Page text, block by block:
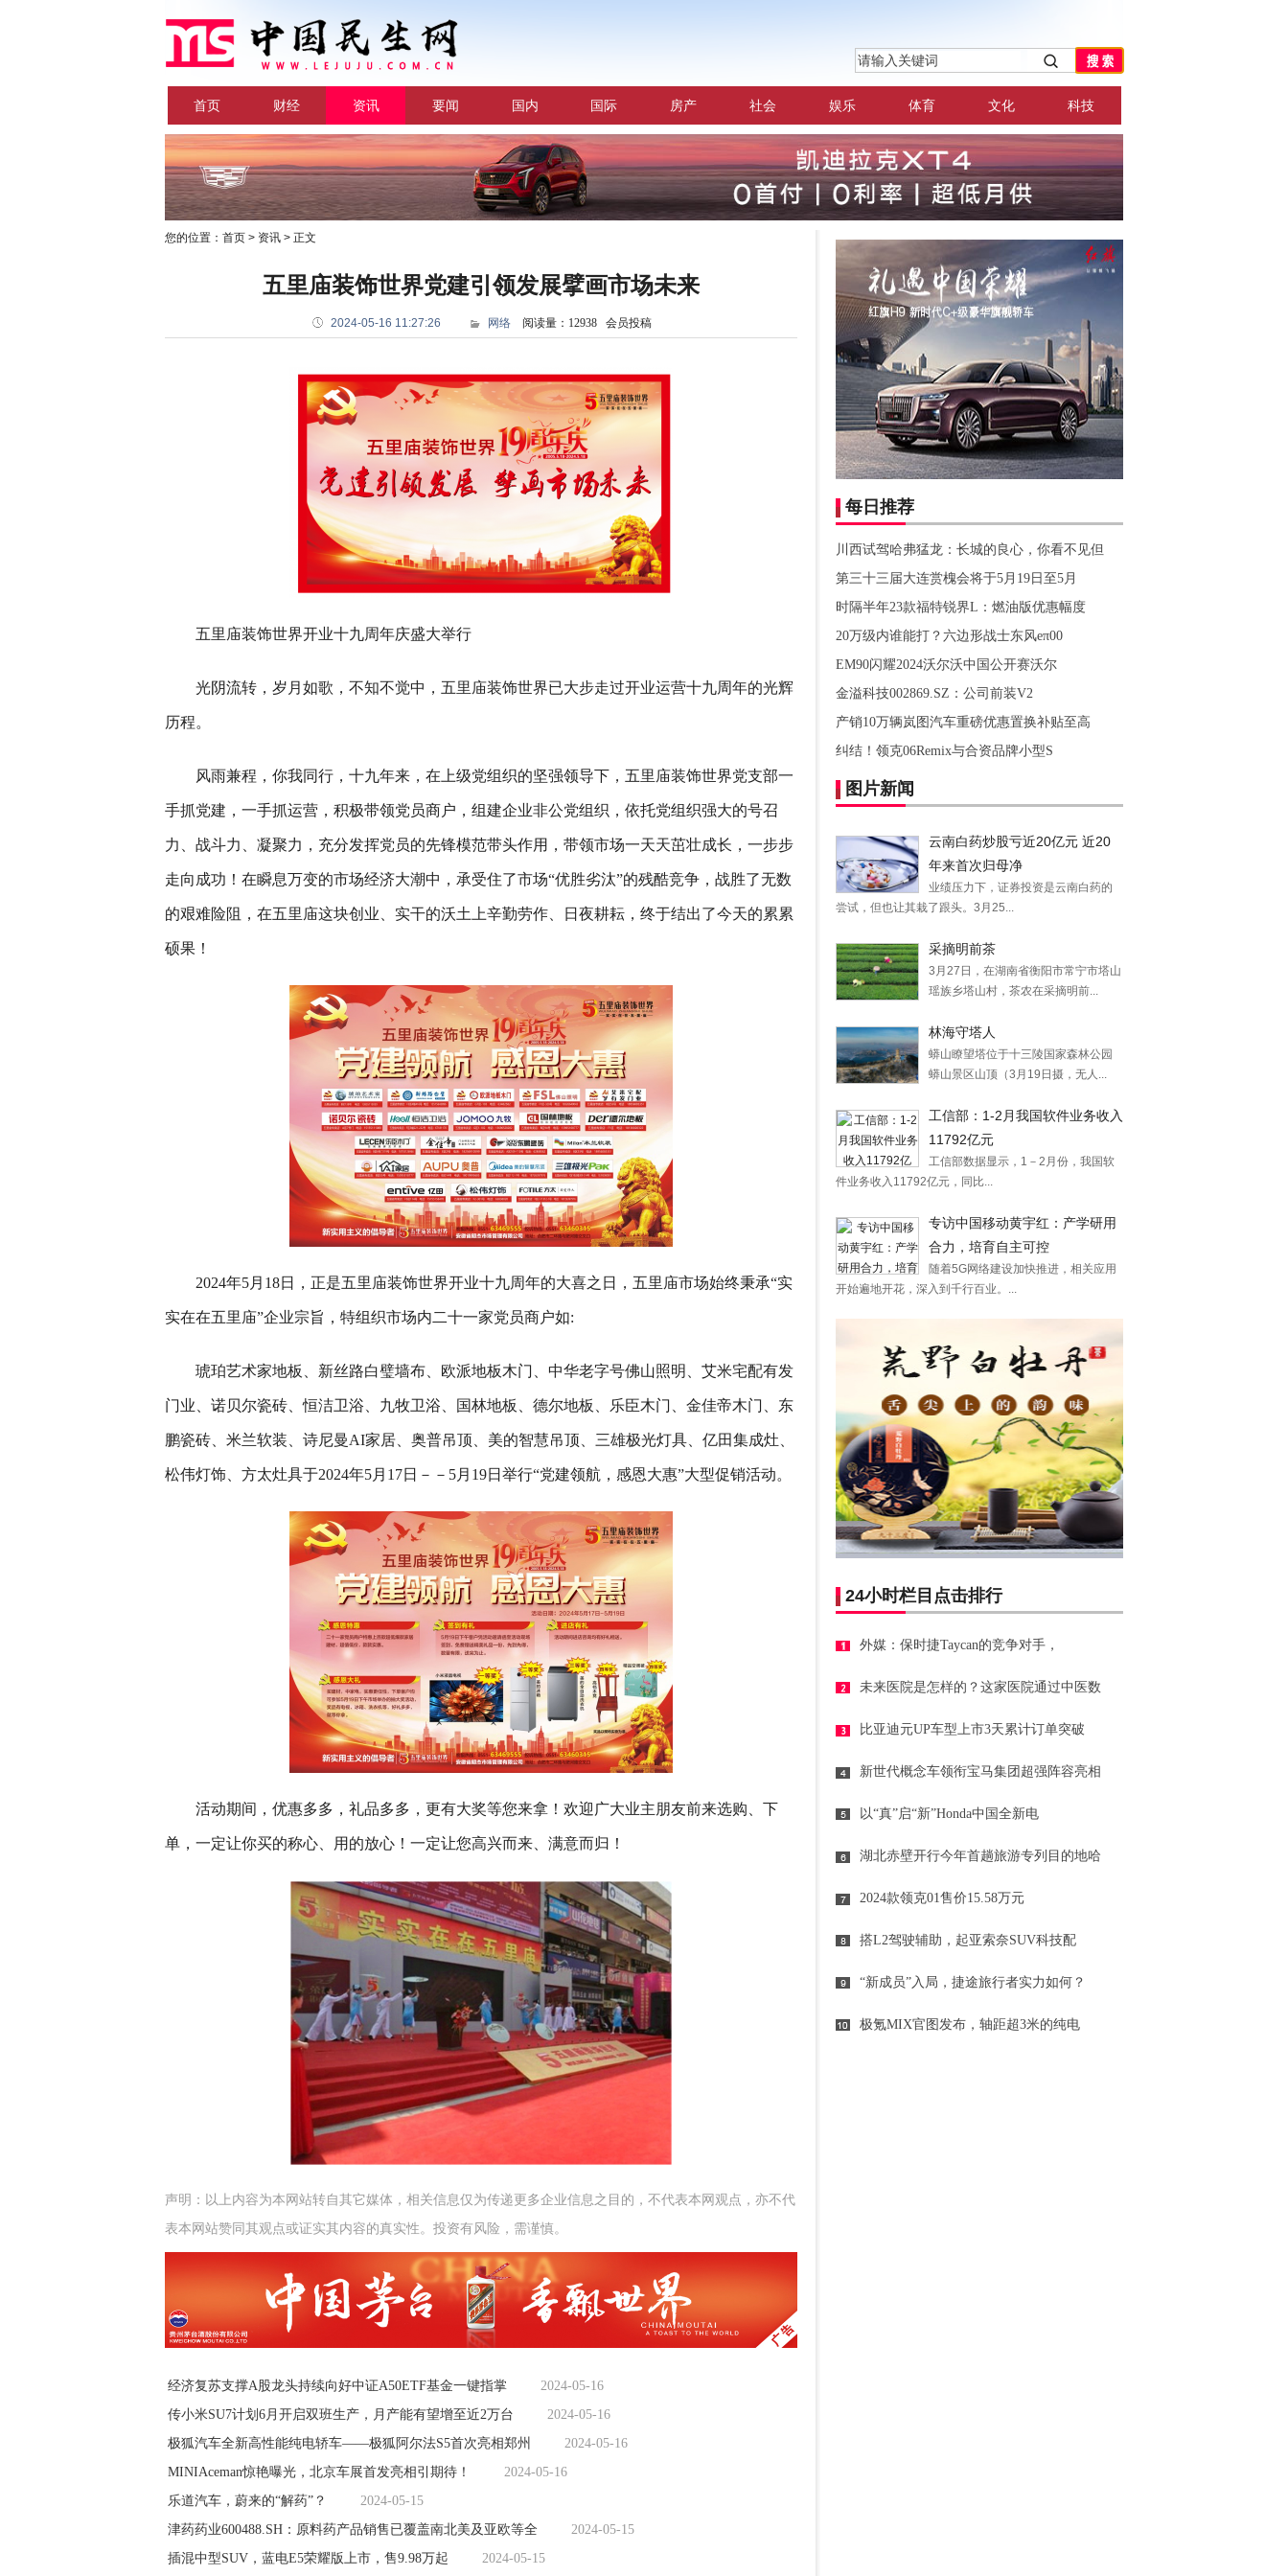
首页 财经 资讯 要闻 国内 国际 房产 社会 娱乐 体育 文化 科技
您的位置： 首页 > 资讯 > 正文
五里庙装饰世界党建引领发展擘画市场未来
2024-05-16 11:27:26 网络阅读量：12938 会员投稿
五里庙装饰世界开业十九周年庆盛大举行
光阴流转，岁月如歌，不知不觉中，五里庙装饰世界已大步走过开业运营十九周年的光辉
历程。
风雨兼程，你我同行，十九年来，在上级党组织的坚强领导下，五里庙装饰世界党支部一
手抓党建，一手抓运营，积极带领党员商户，组建企业非公党组织，依托党组织强大的号召
力、战斗力、凝聚力，充分发挥党员的先锋模范带头作用，带领市场一天天茁壮成长，一步步
走向成功！在瞬息万变的市场经济大潮中，承受住了市场“优胜劣汰”的残酷竞争，战胜了无数
的艰难险阻，在五里庙这块创业、实干的沃土上辛勤劳作、日夜耕耘，终于结出了今天的累累
硕果！
2024年5月18日，正是五里庙装饰世界开业十九周年的大喜之日，五里庙市场始终秉承“实
实在在五里庙”企业宗旨，特组织市场内二十一家党员商户如:
琥珀艺术家地板、新丝路白璧墙布、欧派地板木门、中华老字号佛山照明、艾米宅配有发
门业、诺贝尔瓷砖、恒洁卫浴、九牧卫浴、国林地板、德尔地板、乐臣木门、金佳帝木门、东
鹏瓷砖、米兰软装、诗尼曼AI家居、奥普吊顶、美的智慧吊顶、三雄极光灯具、亿田集成灶、
松伟灯饰、方太灶具于2024年5月17日－－5月19日举行“党建领航，感恩大惠”大型促销活动。
活动期间，优惠多多，礼品多多，更有大奖等您来拿！欢迎广大业主朋友前来选购、下
单，一定让你买的称心、用的放心！一定让您高兴而来、满意而归！
声明：以上内容为本网站转自其它媒体，相关信息仅为传递更多企业信息之目的，不代表本网观点，亦不代
表本网站赞同其观点或证实其内容的真实性。投资有风险，需谨慎。
经济复苏支撑A股龙头持续向好中证A50ETF基金一键指掌
2024-05-16
传小米SU7计划6月开启双班生产，月产能有望增至近2万台
2024-05-16
极狐汽车全新高性能纯电轿车——极狐阿尔法S5首次亮相郑州
2024-05-16
MINIAceman惊艳曝光，北京车展首发亮相引期待！
2024-05-16
乐道汽车，蔚来的“解药”？
2024-05-15
津药药业600488.SH：原料药产品销售已覆盖南北美及亚欧等全
2024-05-15
插混中型SUV，蓝电E5荣耀版上市，售9.98万起
2024-05-15
每日推荐
川西试驾哈弗猛龙：长城的良心，你看不见但
第三十三届大连赏槐会将于5月19日至5月
时隔半年23款福特锐界L：燃油版优惠幅度
20万级内谁能打？六边形战士东风eπ00
EM90闪耀2024沃尔沃中国公开赛沃尔
金溢科技002869.SZ：公司前装V2
产销10万辆岚图汽车重磅优惠置换补贴至高
纠结！领克06Remix与合资品牌小型S
图片新闻
云南白药炒股亏近20亿元 近20
年来首次归母净
业绩压力下，证券投资是云南白药的
尝试，但也让其栽了跟头。3月25...
采摘明前茶
3月27日，在湖南省衡阳市常宁市塔山
瑶族乡塔山村，茶农在采摘明前...
林海守塔人
蟒山瞭望塔位于十三陵国家森林公园
蟒山景区山顶（3月19日摄，无人...
工信部：1-2月我国软件业务收入
11792亿元
工信部数据显示，1－2月份，我国软
件业务收入11792亿元，同比...
专访中国移动黄宇红：产学研用
合力，培育自主可控
随着5G网络建设加快推进，相关应用
开始遍地开花，深入到千行百业。...
24小时栏目点击排行
外媒：保时捷Taycan的竞争对手，
未来医院是怎样的？这家医院通过中医数
比亚迪元UP车型上市3天累计订单突破
新世代概念车领衔宝马集团超强阵容亮相
以“真”启“新”Honda中国全新电
湖北赤壁开行今年首趟旅游专列目的地哈
2024款领克01售价15.58万元
搭L2驾驶辅助，起亚索奈SUV科技配
“新成员”入局，捷途旅行者实力如何？
极氪MIX官图发布，轴距超3米的纯电